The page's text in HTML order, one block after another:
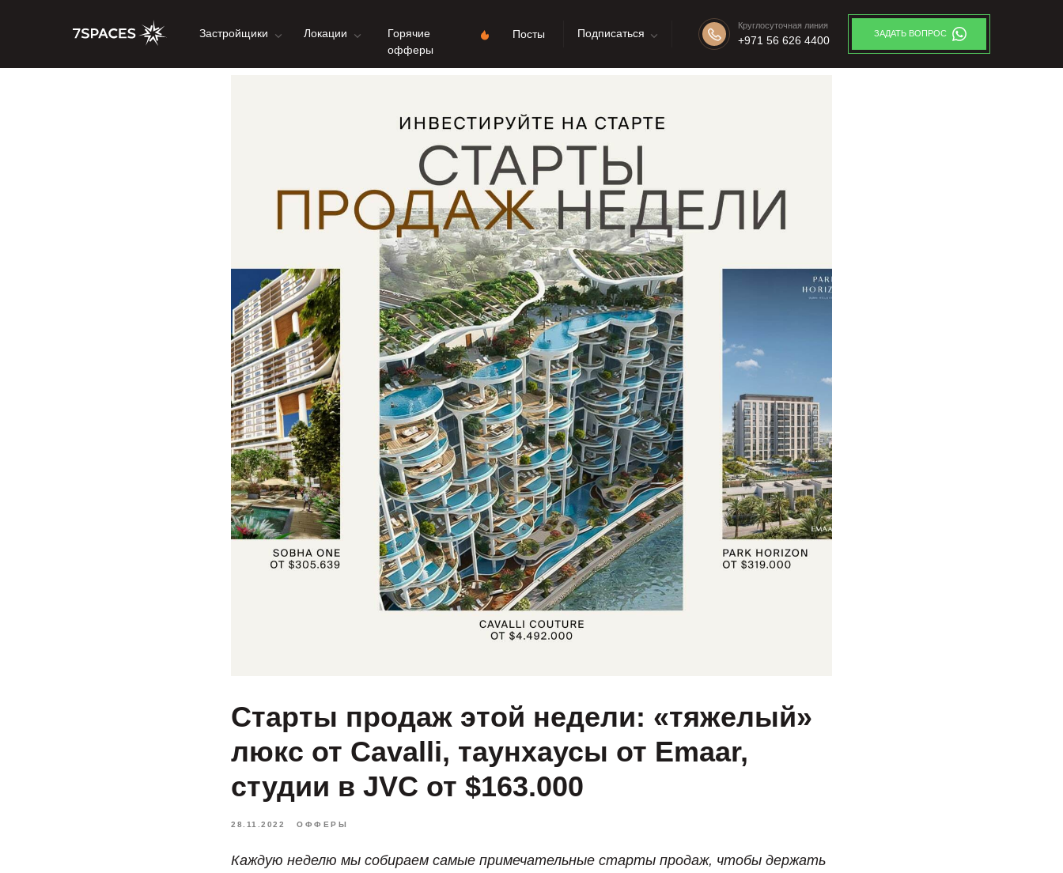
ЗАДАТЬ ВОПРОС
+971 56 626 4400
Круглосуточная линия
Застройщики Локации Подписаться
Горячие
офферы
Посты
Старты продаж этой недели: «тяжелый»
люкс от Cavalli, таунхаусы от Emaar,
студии в JVC от $163.000
28.11.2022 ОФФЕРЫ
Каждую неделю мы собираем самые примечательные старты продаж, чтобы держать